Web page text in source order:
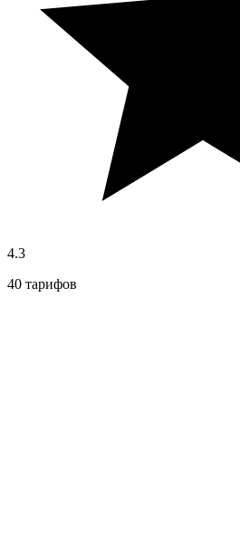
4.3
40 тарифов